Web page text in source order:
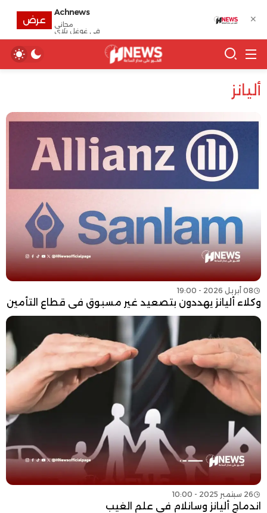
أليانز
08 أبريل 2026 - 19:00
وكلاء أليانز يهددون بتصعيد غير مسبوق في قطاع التأمين
26 سبتمبر 2025 - 10:00
اندماج أليانز وسانلام في علم الغيب
✕
Achnews
مجانى
في غوغل بلاي
عرض